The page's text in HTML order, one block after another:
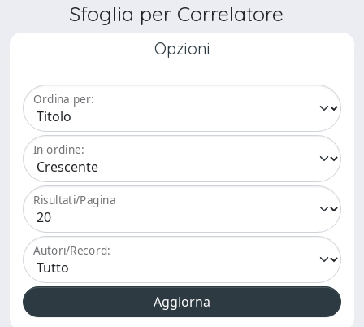
Sfoglia per Correlatore
Opzioni
Ordina per:
In ordine:
Risultati/Pagina
Autori/Record: